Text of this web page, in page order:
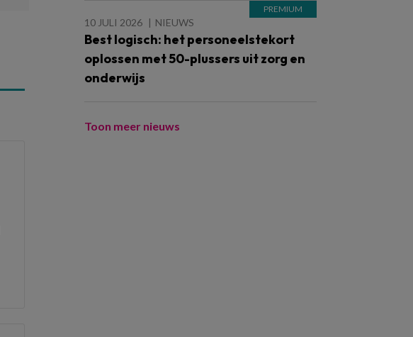
10 JULI 2026 NIEUWS
Best logisch: het personeelstekort
oplossen met 50-plussers uit zorg en
onderwijs
Toon meer nieuws